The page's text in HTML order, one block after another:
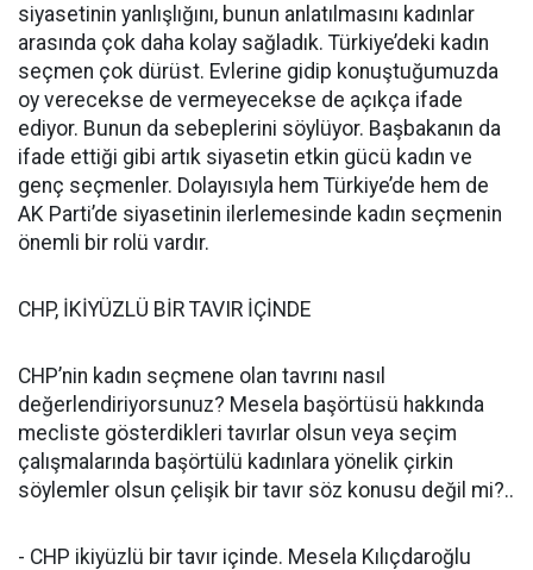
siyasetinin yanlışlığını, bunun anlatılmasını kadınlar
arasında çok daha kolay sağladık. Türkiye’deki kadın
seçmen çok dürüst. Evlerine gidip konuştuğumuzda
oy verecekse de vermeyecekse de açıkça ifade
ediyor. Bunun da sebeplerini söylüyor. Başbakanın da
ifade ettiği gibi artık siyasetin etkin gücü kadın ve
genç seçmenler. Dolayısıyla hem Türkiye’de hem de
AK Parti’de siyasetinin ilerlemesinde kadın seçmenin
önemli bir rolü vardır.
CHP, İKİYÜZLÜ BİR TAVIR İÇİNDE
CHP’nin kadın seçmene olan tavrını nasıl
değerlendiriyorsunuz? Mesela başörtüsü hakkında
mecliste gösterdikleri tavırlar olsun veya seçim
çalışmalarında başörtülü kadınlara yönelik çirkin
söylemler olsun çelişik bir tavır söz konusu değil mi?..
- CHP ikiyüzlü bir tavır içinde. Mesela Kılıçdaroğlu